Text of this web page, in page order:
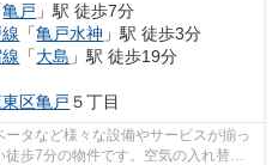
亀戸 」駅 徒歩7分
「亀戸水神 」駅 徒歩3分
「大島 」駅 徒歩19分
区亀戸 ５丁目
タなど様々な設備やサービスが揃っ
歩7分の物件です。空気の入れ替え